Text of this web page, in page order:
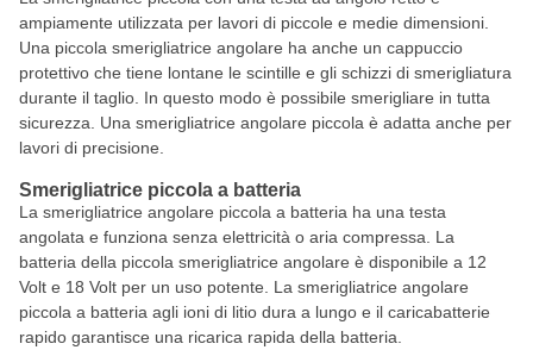
ampiamente utilizzata per lavori di piccole e medie dimensioni.
Una piccola smerigliatrice angolare ha anche un cappuccio
protettivo che tiene lontane le scintille e gli schizzi di smerigliatura
durante il taglio. In questo modo è possibile smerigliare in tutta
sicurezza. Una smerigliatrice angolare piccola è adatta anche per
lavori di precisione.
Smerigliatrice piccola a batteria
La smerigliatrice angolare piccola a batteria ha una testa
angolata e funziona senza elettricità o aria compressa. La
batteria della piccola smerigliatrice angolare è disponibile a 12
Volt e 18 Volt per un uso potente. La smerigliatrice angolare
piccola a batteria agli ioni di litio dura a lungo e il caricabatterie
rapido garantisce una ricarica rapida della batteria.